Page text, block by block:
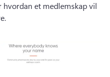
et medlemskap vil